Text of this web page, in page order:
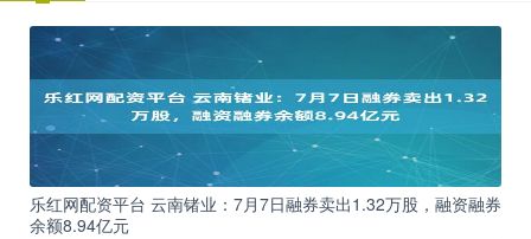
乐红网配资平台 云南锗业：7月7日融券卖出1.32万股，融资融券
余额8.94亿元